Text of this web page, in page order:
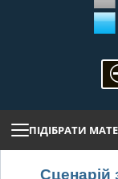
ПІДІБРАТИ
Сценарій